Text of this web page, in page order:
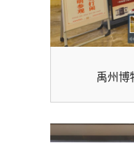
禹州博